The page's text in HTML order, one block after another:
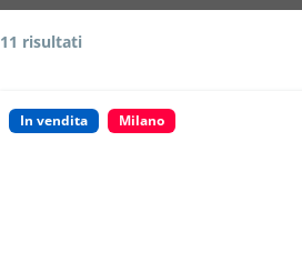
11 risultati
In vendita Milano